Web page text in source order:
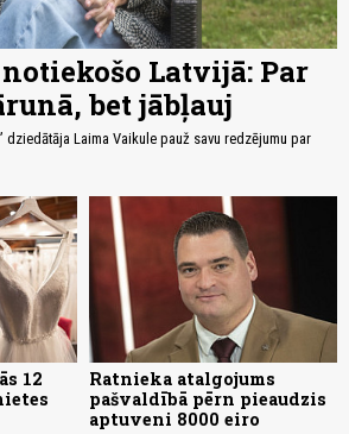
Latvijā: Par
bet jābļauj
dziedātāja Laima Vaikule pauž savu redzējumu par
12
Ratnieka atalgojums
pašvaldībā pērn pieaudzis
aptuveni 8000 eiro